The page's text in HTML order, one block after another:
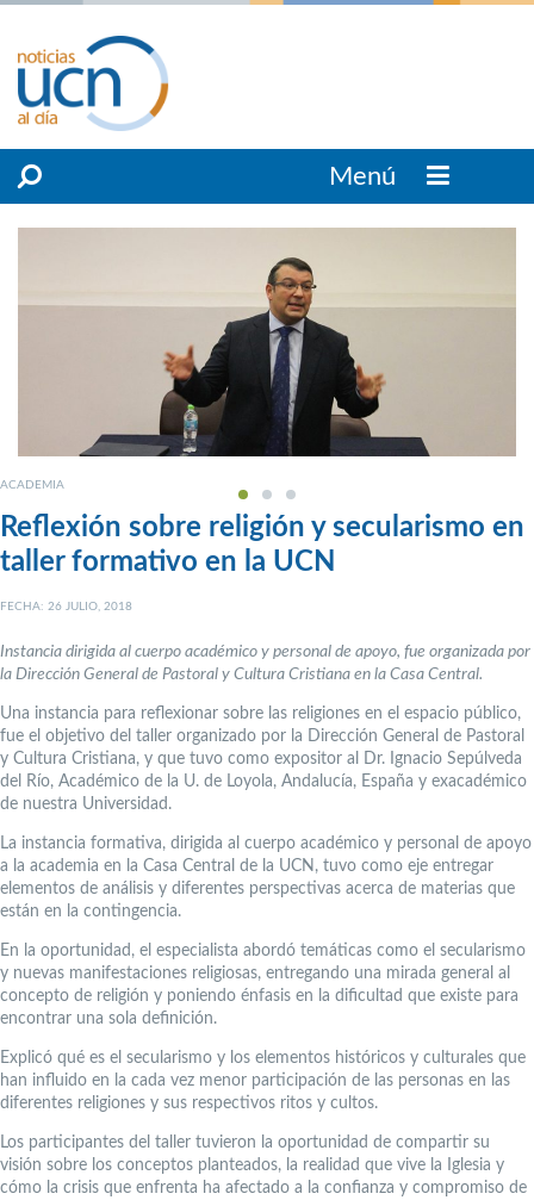
Menú
ACADEMIA
Reflexión sobre religión y secularismo en
taller formativo en la UCN
FECHA: 26 JULIO, 2018
Instancia dirigida al cuerpo académico y personal de apoyo, fue organizada por
la Dirección General de Pastoral y Cultura Cristiana en la Casa Central.
Una instancia para reflexionar sobre las religiones en el espacio público,
fue el objetivo del taller organizado por la Dirección General de Pastoral
y Cultura Cristiana, y que tuvo como expositor al Dr. Ignacio Sepúlveda
del Río, Académico de la U. de Loyola, Andalucía, España y exacadémico
de nuestra Universidad.
La instancia formativa, dirigida al cuerpo académico y personal de apoyo
a la academia en la Casa Central de la UCN, tuvo como eje entregar
elementos de análisis y diferentes perspectivas acerca de materias que
están en la contingencia.
En la oportunidad, el especialista abordó temáticas como el secularismo
y nuevas manifestaciones religiosas, entregando una mirada general al
concepto de religión y poniendo énfasis en la dificultad que existe para
encontrar una sola definición.
Explicó qué es el secularismo y los elementos históricos y culturales que
han influido en la cada vez menor participación de las personas en las
diferentes religiones y sus respectivos ritos y cultos.
Los participantes del taller tuvieron la oportunidad de compartir su
visión sobre los conceptos planteados, la realidad que vive la Iglesia y
cómo la crisis que enfrenta ha afectado a la confianza y compromiso de